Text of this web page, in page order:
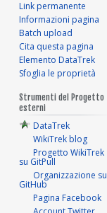
Link permanente
Informazioni pagina
Batch upload
Cita questa pagina
Elemento DataTrek
Sfoglia le proprietà
Strumenti del Progetto
esterni
DataTrek
WikiTrek blog
Progetto WikiTrek
su GitPull
Organizzazione su
GitHub
Pagina Facebook